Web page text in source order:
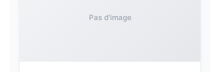
Pas d'image